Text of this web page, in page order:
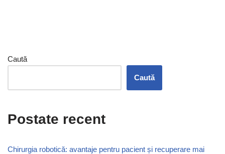
Caută
Caută
Postate recent
Chirurgia robotică: avantaje pentru pacient și recuperare mai